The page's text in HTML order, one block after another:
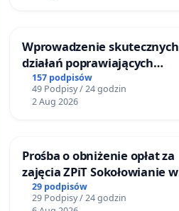
Wprowadzenie skutecznych
działań poprawiających
bezpieczeństwo na ulicy
Żeromskiego w Otwocku
157 podpisów
49 Podpisy / 24 godzin
2 Aug 2026
Prośba o obniżenie opłat za
zajęcia ZPiT Sokołowianie w
Sokołowskim Ośrodku
29 podpisów
29 Podpisy / 24 godzin